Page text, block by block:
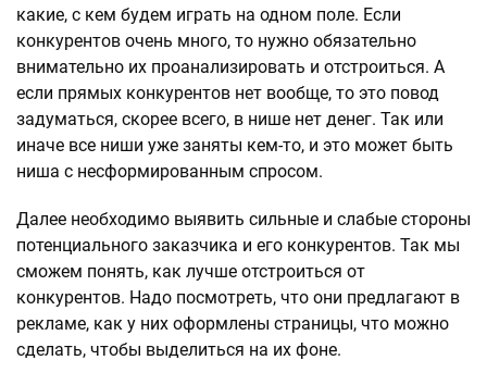
какие, с кем будем играть на одном поле. Если
конкурентов очень много, то нужно обязательно
внимательно их проанализировать и отстроиться. А
если прямых конкурентов нет вообще, то это повод
задуматься, скорее всего, в нише нет денег. Так или
иначе все ниши уже заняты кем-то, и это может быть
ниша с несформированным спросом.
Далее необходимо выявить сильные и слабые стороны
потенциального заказчика и его конкурентов. Так мы
сможем понять, как лучше отстроиться от
конкурентов. Надо посмотреть, что они предлагают в
рекламе, как у них оформлены страницы, что можно
сделать, чтобы выделиться на их фоне.